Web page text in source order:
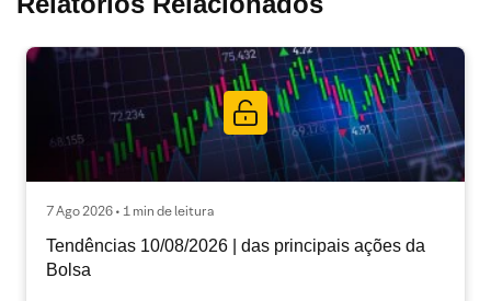
7 Ago 2026 • 1 min de leitura
Tendências 10/08/2026 | das principais ações da
Bolsa